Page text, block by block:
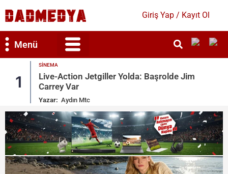
Giriş Yap / Kayıt Ol
Menü
1
SINEMA
Live-Action Jetgiller Yolda: Başrolde Jim
Carrey Var
Yazar: Aydın Mtc